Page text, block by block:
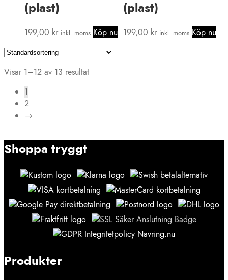
(plast)
199,00 kr inkl. moms Köp nu
(plast)
199,00 kr inkl. moms Köp nu
Visar 1–12 av 13 resultat
1
2
→
Shoppa tryggt
Produkter